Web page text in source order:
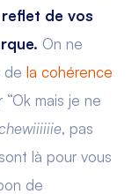
de vos
On ne
dela cohérence
mais je ne
, pas
là pour vous
de